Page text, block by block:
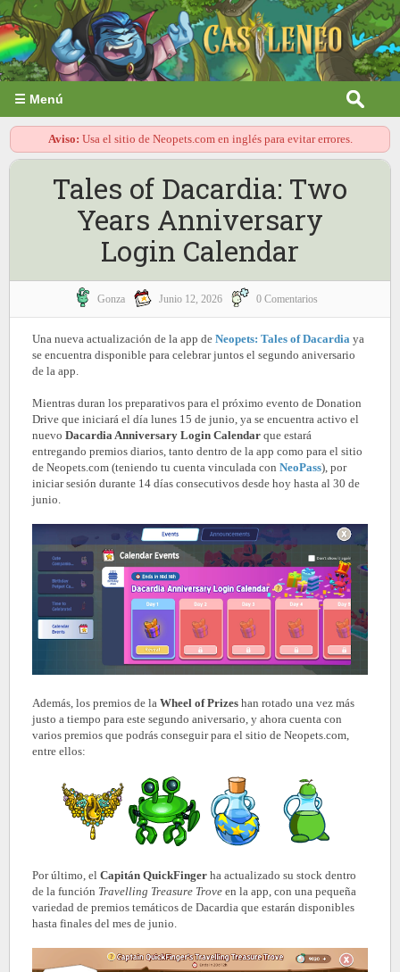
☰ Menú
Aviso: Usa el sitio de Neopets.com en inglés para evitar errores.
Tales of Dacardia: Two
Years Anniversary
Login Calendar
Gonza Junio 12, 2026 0 Comentarios
Una nueva actualización de la app de Neopets: Tales of Dacardia ya
se encuentra disponible para celebrar juntos el segundo aniversario
de la app.
Mientras duran los preparativos para el próximo evento de Donation
Drive que iniciará el día lunes 15 de junio, ya se encuentra activo el
nuevo Dacardia Anniversary Login Calendar que estará
entregando premios diarios, tanto dentro de la app como para el sitio
de Neopets.com (teniendo tu cuenta vinculada con NeoPass), por
iniciar sesión durante 14 días consecutivos desde hoy hasta al 30 de
junio.
Además, los premios de la Wheel of Prizes han rotado una vez más
justo a tiempo para este segundo aniversario, y ahora cuenta con
varios premios que podrás conseguir para el sitio de Neopets.com,
entre ellos:
Por último, el Capitán QuickFinger ha actualizado su stock dentro
de la función Travelling Treasure Trove en la app, con una pequeña
variedad de premios temáticos de Dacardia que estarán disponibles
hasta finales del mes de junio.